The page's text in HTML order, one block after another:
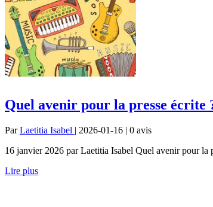
Quel avenir pour la presse écrite
ParLaetitia Isabel | 2026-01-16 | 0 avis
16 janvier 2026 par Laetitia Isabel Quel avenir pour
Lire plus